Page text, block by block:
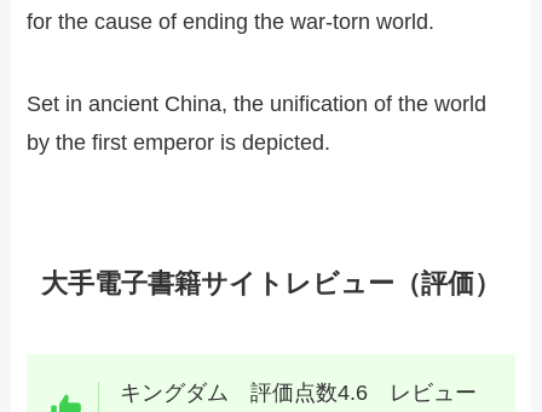
for the cause of ending the war-torn world.
Set in ancient China, the unification of the world
by the first emperor is depicted.
大手電子書籍サイトレビュー（評価）
キングダム 評価点数4.6 レビュー